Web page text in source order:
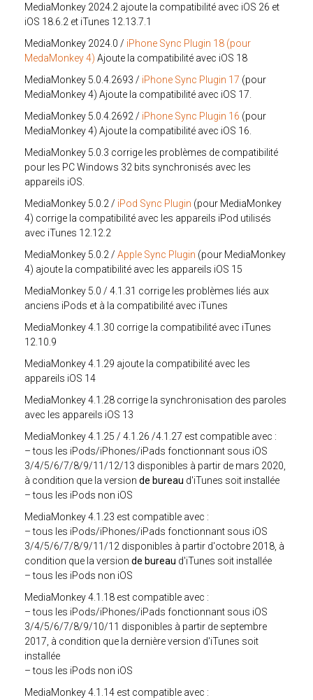
MediaMonkey 2024.2 ajoute la compatibilité avec iOS 26 et
iOS 18.6.2 et iTunes 12.13.7.1
MediaMonkey 2024.0 / iPhone Sync Plugin 18 (pour
MedaMonkey 4) Ajoute la compatibilité avec iOS 18
MediaMonkey 5.0.4.2693 / iPhone Sync Plugin 17 (pour
MediaMonkey 4) Ajoute la compatibilité avec iOS 17.
MediaMonkey 5.0.4.2692 / iPhone Sync Plugin 16 (pour
MediaMonkey 4) Ajoute la compatibilité avec iOS 16.
MediaMonkey 5.0.3 corrige les problèmes de compatibilité
pour les PC Windows 32 bits synchronisés avec les
appareils iOS.
MediaMonkey 5.0.2 / iPod Sync Plugin (pour MediaMonkey
4) corrige la compatibilité avec les appareils iPod utilisés
avec iTunes 12.12.2
MediaMonkey 5.0.2 / Apple Sync Plugin (pour MediaMonkey
4) ajoute la compatibilité avec les appareils iOS 15
MediaMonkey 5.0 / 4.1.31 corrige les problèmes liés aux
anciens iPods et à la compatibilité avec iTunes
MediaMonkey 4.1.30 corrige la compatibilité avec iTunes
12.10.9
MediaMonkey 4.1.29 ajoute la compatibilité avec les
appareils iOS 14
MediaMonkey 4.1.28 corrige la synchronisation des paroles
avec les appareils iOS 13
MediaMonkey 4.1.25 / 4.1.26 /4.1.27 est compatible avec :
– tous les iPods/iPhones/iPads fonctionnant sous iOS
3/4/5/6/7/8/9/11/12/13 disponibles à partir de mars 2020,
à condition que la version de bureau d'iTunes soit installée
– tous les iPods non iOS
MediaMonkey 4.1.23 est compatible avec :
– tous les iPods/iPhones/iPads fonctionnant sous iOS
3/4/5/6/7/8/9/11/12 disponibles à partir d'octobre 2018, à
condition que la version de bureau d'iTunes soit installée
– tous les iPods non iOS
MediaMonkey 4.1.18 est compatible avec :
– tous les iPods/iPhones/iPads fonctionnant sous iOS
3/4/5/6/7/8/9/10/11 disponibles à partir de septembre
2017, à condition que la dernière version d'iTunes soit
installée
– tous les iPods non iOS
MediaMonkey 4.1.14 est compatible avec :